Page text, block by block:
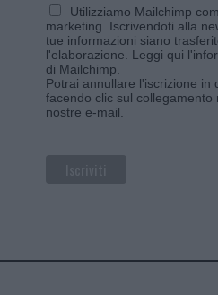
Utilizziamo Mailchimp
marketing. Iscrivendoti alla
tue informazioni siano
l'elaborazione. Leggi qui
di Mailchimp
Potrai annullare l'iscrizione in
facendo clic sul collegamento
nostre e-mail.